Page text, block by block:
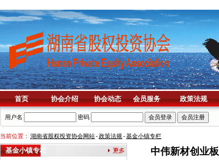
首页 协会介绍 协会动态 会员服务 政策法规
用户名 密码
当前位置： 湖南省股权投资协会网站-政策法规-基金小镇专栏
基金小镇专栏 中伟新材创业